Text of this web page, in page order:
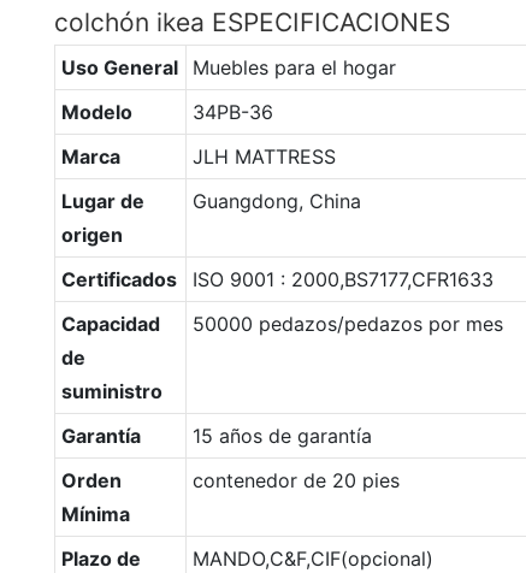
colchón ikea ESPECIFICACIONES
Uso General
Muebles para el hogar
Modelo
34PB-36
Marca
JLH MATTRESS
Lugar de
origen
Guangdong, China
Certificados
ISO 9001 : 2000,BS7177,CFR1633
Capacidad
de
suministro
50000 pedazos/pedazos por mes
Garantía
15 años de garantía
Orden
Mínima
contenedor de 20 pies
Plazo de
MANDO,C&F,CIF(opcional)